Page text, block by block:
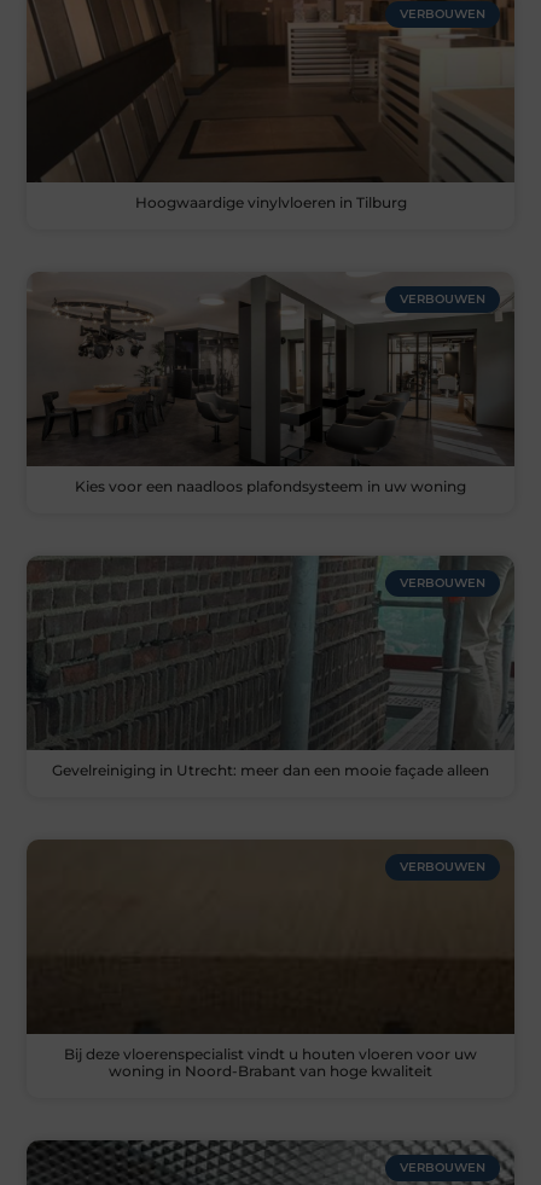
VERBOUWEN
Hoogwaardige vinylvloeren in Tilburg
VERBOUWEN
Kies voor een naadloos plafondsysteem in uw woning
VERBOUWEN
Gevelreiniging in Utrecht: meer dan een mooie façade alleen
VERBOUWEN
Bij deze vloerenspecialist vindt u houten vloeren voor uw
woning in Noord-Brabant van hoge kwaliteit
VERBOUWEN